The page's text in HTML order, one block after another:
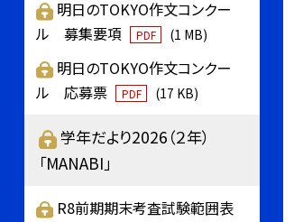
明日のTOKYO作文コンクー
ル 募集要項
PDF (1 MB)
明日のTOKYO作文コンクー
ル 応募票
PDF (17 KB)
学年だより2026（２年）
「MANABI」
R8前期期末考査試験範囲表